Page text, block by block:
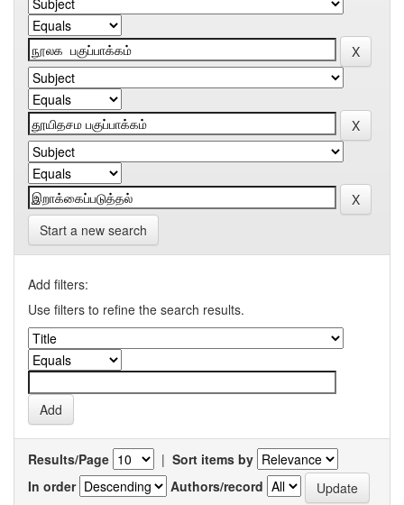
Start a new search
Add filters:
Use filters to refine the search results.
Results/Page | Sort items by
In order
Authors/record